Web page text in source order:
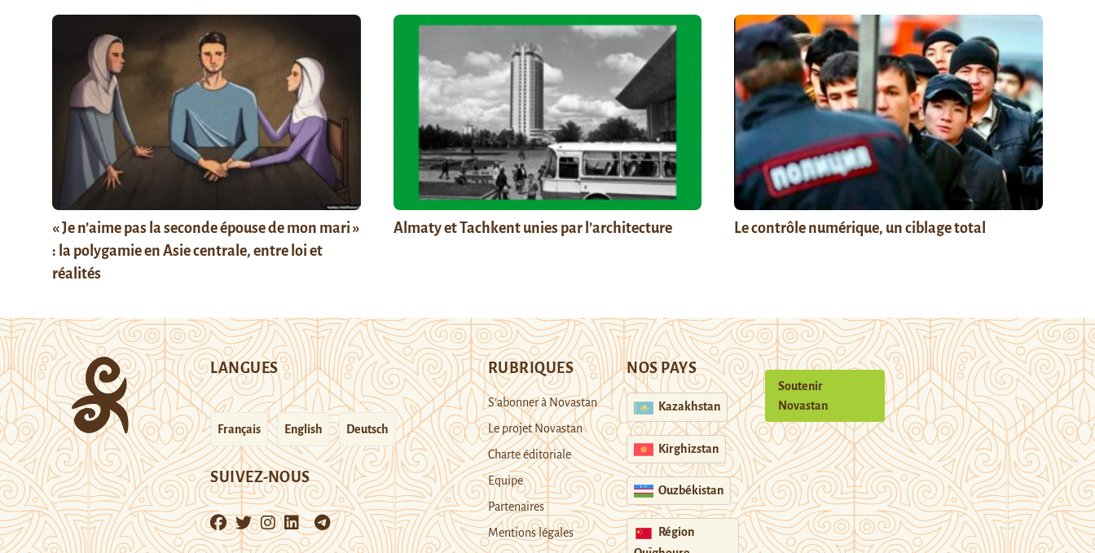
« Je n’aime pas la seconde épouse de mon mari »
: la polygamie en Asie centrale, entre loi et
réalités
Almaty et Tachkent unies par l’architecture Le contrôle numérique, un ciblage total
LANGUES
Français English Deutsch
SUIVEZ-NOUS
RUBRIQUES
S’abonner à Novastan
Le projet Novastan
Charte éditoriale
Equipe
Partenaires
Mentions légales
NOS PAYS
Kazakhstan
Kirghizstan
Ouzbékistan
Région
Soutenir
Novastan